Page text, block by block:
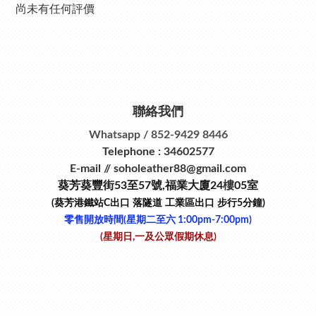
尚未有任何評價
聯絡我們
Whatsapp / 852-9429 8446
Telephone : 34602577
E-mail // soholeather88@gmail.com
葵芳葵豐街53至57號,福業大廈24樓05室
(葵芳港鐵站C出口 落隧道 工業區出口 步行5分鐘)
零售開放時間(星期二至六​ 1:00pm-7:00pm)
(星期日,一及公眾假期休息)